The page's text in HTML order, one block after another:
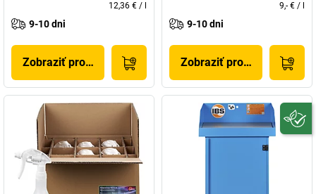
12,36 € /
9-10 dni
Zobraziť produkt
9,- € /
9-10 dni
Zobraziť produkt